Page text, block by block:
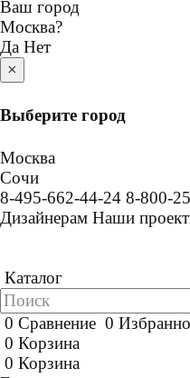
Ваш город
Москва?
Да Нет
×
Выберите город
Москва
Сочи
8-495-662-44-24 8-800-
Дизайнерам Наши
Каталог
0 Сравнение 0
0 Корзина
0 Корзина